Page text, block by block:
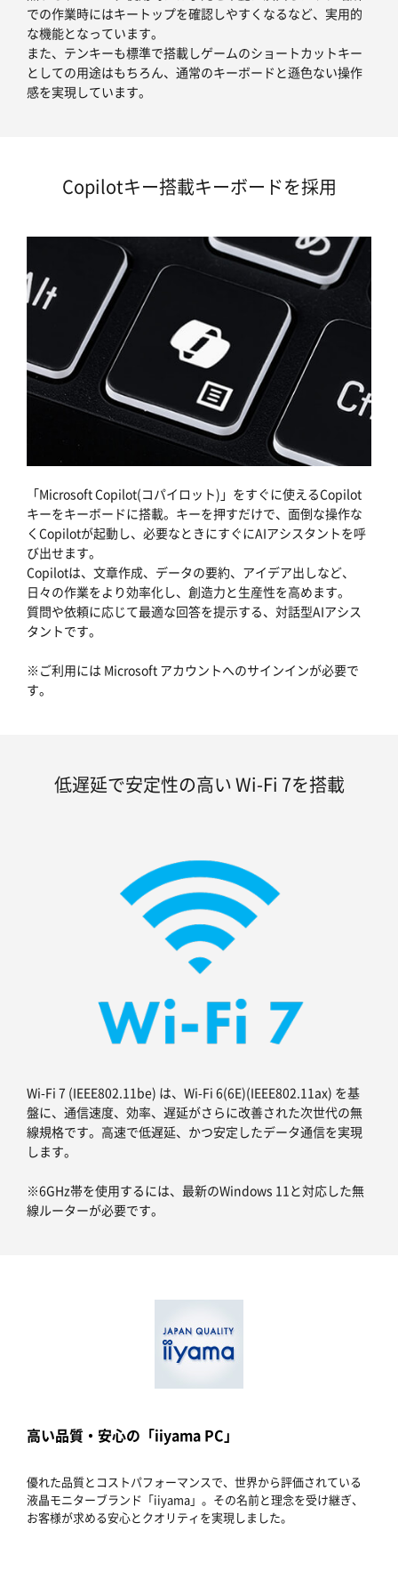
での作業時にはキートップを確認しやすくなるなど、実用的
な機能となっています。
また、テンキーも標準で搭載しゲームのショートカットキー
としての用途はもちろん、通常のキーボードと遜色ない操作
感を実現しています。
Copilotキー搭載キーボードを採用
「Microsoft Copilot(コパイロット)」をすぐに使えるCopilot
キーをキーボードに搭載。キーを押すだけで、面倒な操作な
くCopilotが起動し、必要なときにすぐにAIアシスタントを呼
び出せます。
Copilotは、文章作成、データの要約、アイデア出しなど、
日々の作業をより効率化し、創造力と生産性を高めます。
質問や依頼に応じて最適な回答を提示する、対話型AIアシス
タントです。
※ご利用には Microsoft アカウントへのサインインが必要で
す。
低遅延で安定性の高い Wi-Fi 7を搭載
Wi-Fi 7 (IEEE802.11be) は、Wi-Fi 6(6E)(IEEE802.11ax) を基
盤に、通信速度、効率、遅延がさらに改善された次世代の無
線規格です。高速で低遅延、かつ安定したデータ通信を実現
します。
※6GHz帯を使用するには、最新のWindows 11と対応した無
線ルーターが必要です。
高い品質・安心の「iiyama PC」
優れた品質とコストパフォーマンスで、世界から評価されている
液晶モニターブランド「iiyama」。その名前と理念を受け継ぎ、
お客様が求める安心とクオリティを実現しました。